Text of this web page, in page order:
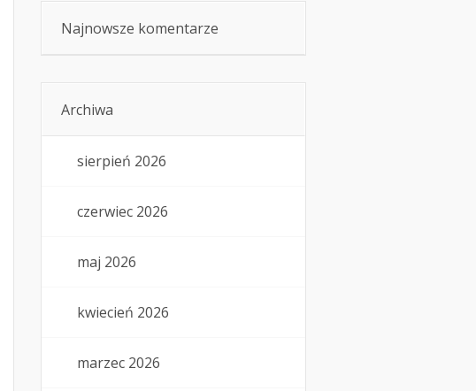
Najnowsze komentarze
Archiwa
sierpień 2026
czerwiec 2026
maj 2026
kwiecień 2026
marzec 2026